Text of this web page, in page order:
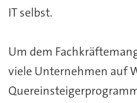
IT selbst.
Um dem
viele Unternehmen auf